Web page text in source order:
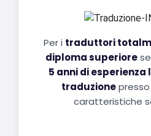
Per i traduttori
diploma superiore
5 anni di
traduzione
caratteristiche